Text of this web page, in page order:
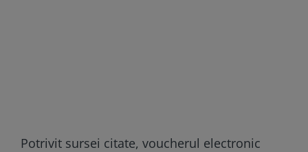
Potrivit sursei citate, voucherul electronic